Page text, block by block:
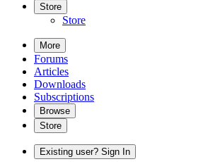
Store
Store
More
Forums
Articles
Downloads
Subscriptions
Browse
Store
Existing user? Sign In